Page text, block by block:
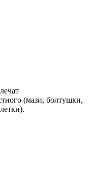
(мази, болтушки,